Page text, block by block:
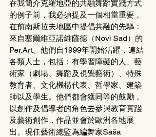
在我簡介克羅地亞的共融舞蹈實踐方式
的例子前，我必須提及一個相當重要，
在前南斯拉夫地區中提倡共融的先驅：
來自塞爾維亞諾維薩德（Novi Sad）的
Per.Art。他們自1999年開始活躍，連結
各類人士，包括：有學習障礙的人、藝
術家（劇場、舞蹈及視覺藝術）、特殊
教育者、文化機構代表、哲學家、建築
師以及學生。他們都會獲同等的鼓勵，
以創作及倡導者的角色去參與教育實踐
及藝術創作，作品並會於歐洲各地展
出。現任藝術總監為編舞家Saša